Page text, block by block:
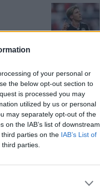
of your personal or
the below opt-out section to
is processed you may
utilized by us or personal
may separately opt-out of the
the IAB’s list of downstream
parties on the IAB’s List of
parties.
mi
di
, è uno
mi
è vero,
lo devi
fuori".
anni